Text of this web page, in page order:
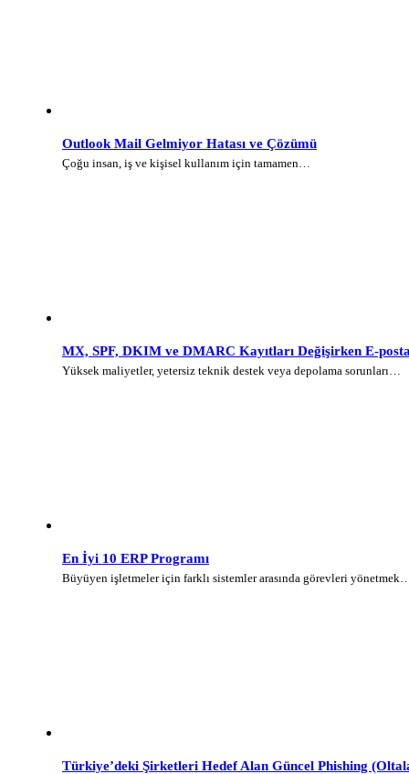
Outlook Mail Gelmiyor Hatası ve Çözümü
Çoğu insan, iş ve kişisel kullanım için tamamen…
MX, SPF, DKIM ve DMARC Kayıtları Değişirken E-
Yüksek maliyetler, yetersiz teknik destek veya depolama sorunları…
En İyi 10 ERP Programı
Büyüyen işletmeler için farklı sistemler arasında görevleri
Türkiye’deki Şirketleri Hedef Alan Güncel Phishing